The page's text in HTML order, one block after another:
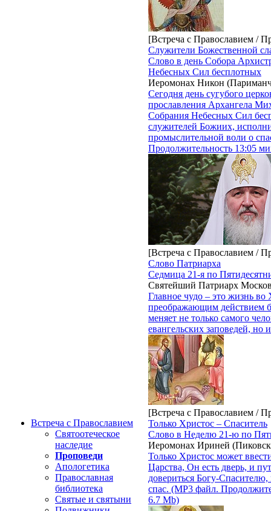
Встреча с Православием
Святоотеческое
наследие
Проповеди
Апологетика
Православная
библиотека
Святые и святыни
[Встреча с Православием /
Служители Божественной
Слово в день Собора
Небесных Сил бесплотных
Иеромонах Никон
Сегодня день сугубого
прославления Архангела
Собрания Небесных Сил
служителей Божиих,
промыслительной воли о
Продолжительность 13:05
[Встреча с Православием /
Слово Патриарха
Седмица 21-я по
Святейший Патриарх
Главное чудо – это жизнь во
преображающим действием
меняет не только самого
евангельских заповедей, но
[Встреча с Православием /
Только Христос – Спаситель
Слово в Неделю 21-ю по
Иеромонах Ириней
Только Христос может
Царства, Он есть дверь, и
довериться Богу-
спас. (MP3 файл.
6.7 Mb)